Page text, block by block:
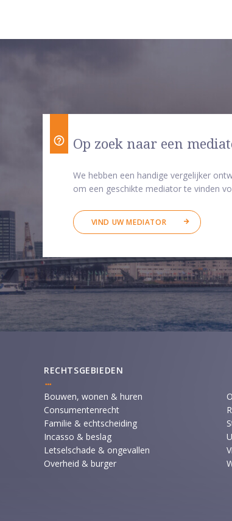
Op zoek naar een
We hebben een handige vergelijker
om een geschikte mediator te vinden
VIND UW MEDIATOR
RECHTSGEBIEDEN
Bouwen, wonen & huren
Consumentenrecht
Familie & echtscheiding
Incasso & beslag
Letselschade & ongevallen
Overheid & burger